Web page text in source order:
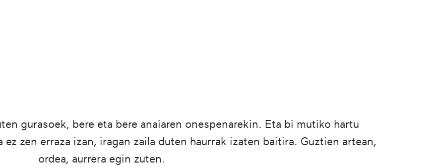
gurasoek, bere eta bere anaiaren onespenarekin. Eta bi mutiko hartu
ez zen erraza izan, iragan zaila duten haurrak izaten baitira. Guztien artean,
ordea, aurrera egin zuten.